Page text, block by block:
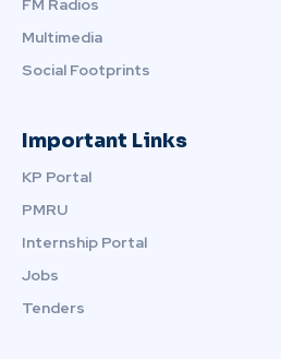
FM Radios
Multimedia
Social Footprints
Important Links
KP Portal
PMRU
Internship Portal
Jobs
Tenders